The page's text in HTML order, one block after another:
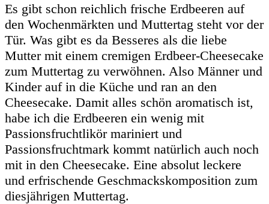
Es gibt schon reichlich frische Erdbeeren auf
den Wochenmärkten und Muttertag steht vor der
Tür. Was gibt es da Besseres als die liebe
Mutter mit einem cremigen Erdbeer-Cheesecake
zum Muttertag zu verwöhnen. Also Männer und
Kinder auf in die Küche und ran an den
Cheesecake. Damit alles schön aromatisch ist,
habe ich die Erdbeeren ein wenig mit
Passionsfruchtlikör mariniert und
Passionsfruchtmark kommt natürlich auch noch
mit in den Cheesecake. Eine absolut leckere
und erfrischende Geschmackskomposition zum
diesjährigen Muttertag.